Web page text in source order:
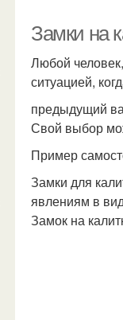
Замки на
Любой
ситуацией,
предыдущий
Свой выбор
Пример
Замки для
явлениям в
Замок на